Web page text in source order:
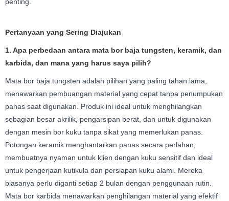
Pertanyaan yang Sering Diajukan
1. Apa perbedaan antara mata bor baja tungsten, keramik, dan
karbida, dan mana yang harus saya pilih?
Mata bor baja tungsten adalah pilihan yang paling tahan lama,
menawarkan pembuangan material yang cepat tanpa penumpukan
panas saat digunakan. Produk ini ideal untuk menghilangkan
sebagian besar akrilik, pengarsipan berat, dan untuk digunakan
dengan mesin bor kuku tanpa sikat yang memerlukan panas.
Potongan keramik menghantarkan panas secara perlahan,
membuatnya nyaman untuk klien dengan kuku sensitif dan ideal
untuk pengerjaan kutikula dan persiapan kuku alami. Mereka
biasanya perlu diganti setiap 2 bulan dengan penggunaan rutin.
Mata bor karbida menawarkan penghilangan material yang efektif